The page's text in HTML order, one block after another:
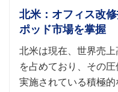
北米：オフィス改
ポッド市場を掌握
北米は現在、世界売
を占めており、その
実施されている積極